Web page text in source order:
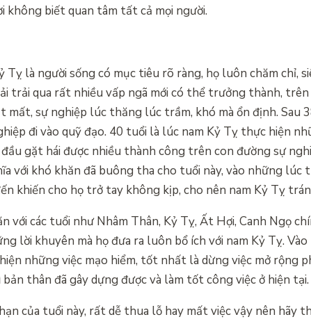
không biết quan tâm tất cả mọi người.
Tỵ là người sống có mục tiêu rõ ràng, họ luôn chăm chỉ,
trải qua rất nhiều vấp ngã mới có thể trưởng thành,
mất, sự nghiệp lúc thăng lúc trầm, khó mà ổn định. Sau
đi vào quỹ đạo. 40 tuổi là lúc nam Kỷ Tỵ thực hiện
gặt hái được nhiều thành công trên con đường sự
với khó khăn đã buông tha cho tuổi này, vào những lúc
khiến cho họ trở tay không kịp, cho nên nam Kỷ Tỵ
với các tuổi như Nhâm Thân, Kỷ Tỵ, Ất Hợi, Canh Ngọ
lời khuyên mà họ đưa ra luôn bổ ích với nam Kỷ Tỵ.
những việc mạo hiểm, tốt nhất là dừng việc mở rộng
thân đã gây dựng được và làm tốt công việc ở hiện tại.
của tuổi này, rất dễ thua lỗ hay mất việc vậy nên hãy